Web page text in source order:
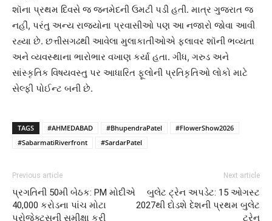
શૉના પ્રથમ દિવસે જ જનમેદની ઉમટી પડી હતી. માત્ર ગુજરાત જ
નહીં, પરંતુ અન્ય રાજ્યોના પ્રવાસીઓ પણ આ નજારો જોવા આવી
રહ્યા છે. છત્તીસગઢથી આવેલા મુલાકાતીઓએ ફ્લાવર શૉની ભવ્યતા
અને વ્યવસ્થાના ભારોભાર વખાણ કર્યા હતા. ગીધ, ગરુડ અને
સાંસ્કૃતિક વિષયવસ્તુ પર આધારિત ફૂલોની પ્રતિકૃતિઓ લોકો માટે
સેલ્ફી પોઈન્ટ બની છે.
TAGS #AHMEDABAD #BhupendraPatel
#FlowerShow2026
#SabarmatiRiverfront
#SardarPatel
Previous article
પ્રગતિની 50મી બેઠક: PM મોદીએ
40,000 કરોડના પાંચ મોટા
પ્રોજેક્ટ્સની સમીક્ષા કરી
Next article
બુલેટ ટ્રેન અપડેટ: 15 ઓગસ્ટ
2027થી દોડશે દેશની પ્રથમ બુલેટ
ટ્રેન